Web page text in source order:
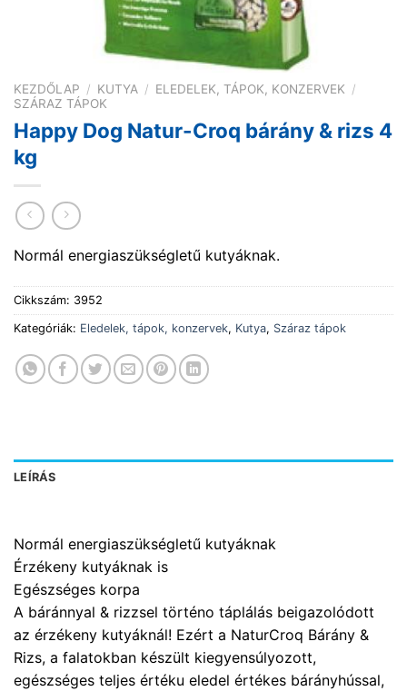
KEZDŐLAP / KUTYA / ELEDELEK, TÁPOK, KONZERVEK /
SZÁRAZ TÁPOK
Happy Dog Natur-Croq bárány & rizs 4
kg
Normál energiaszükségletű kutyáknak.
Cikkszám: 3952
Kategóriák: Eledelek, tápok, konzervek, Kutya, Száraz tápok
LEÍRÁS
Normál energiaszükségletű kutyáknak
Érzékeny kutyáknak is
Egészséges korpa
A báránnyal & rizzsel történo táplálás beigazolódott
az érzékeny kutyáknál! Ezért a NaturCroq Bárány &
Rizs, a falatokban készült kiegyensúlyozott,
egészséges teljes értéku eledel értékes bárányhússal,